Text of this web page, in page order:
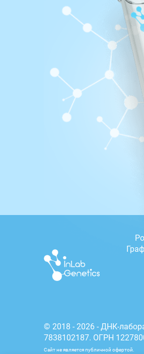
© 2018 - 2026 - ДНК-
7838102187. ОГРН
Сайт не является публичной офертой.